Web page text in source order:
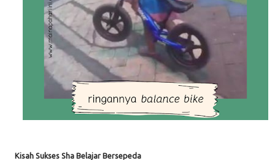
Kisah Sukses Sha Belajar Bersepeda